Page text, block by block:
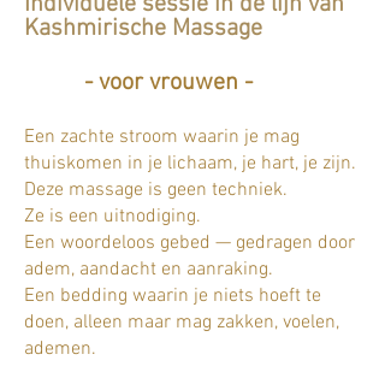
Kashmirische Massage
- voor vrouwen -
Een zachte stroom waarin je mag
thuiskomen in je lichaam, je hart, je zijn.
Deze massage is geen techniek.
Ze is een uitnodiging.
Een woordeloos gebed — gedragen door
adem, aandacht en aanraking.
Een bedding waarin je niets hoeft te
doen, alleen maar mag zakken, voelen,
ademen.